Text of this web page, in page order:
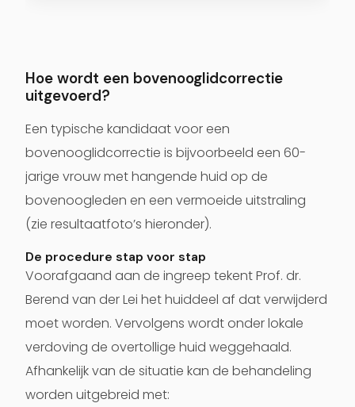
Hoe wordt een bovenooglidcorrectie
uitgevoerd?
Een typische kandidaat voor een
bovenooglidcorrectie is bijvoorbeeld een 60-
jarige vrouw met hangende huid op de
bovenoogleden en een vermoeide uitstraling
(zie resultaatfoto’s hieronder).
De procedure stap voor stap
Voorafgaand aan de ingreep tekent Prof. dr.
Berend van der Lei het huiddeel af dat verwijderd
moet worden. Vervolgens wordt onder lokale
verdoving de overtollige huid weggehaald.
Afhankelijk van de situatie kan de behandeling
worden uitgebreid met: